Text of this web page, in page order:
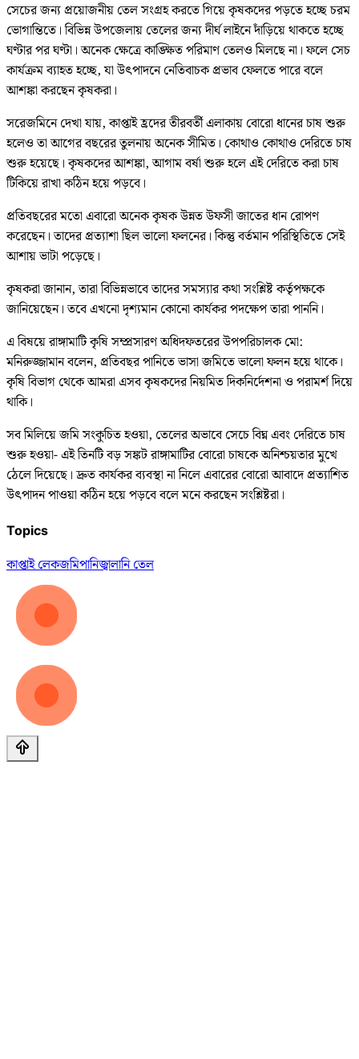
সেচের জন্য প্রয়োজনীয় তেল সংগ্রহ করতে গিয়ে কৃষকদের পড়তে হচ্ছে চরম
ভোগান্তিতে। বিভিন্ন উপজেলায় তেলের জন্য দীর্ঘ লাইনে দাঁড়িয়ে থাকতে হচ্ছে
ঘণ্টার পর ঘণ্টা। অনেক ক্ষেত্রে কাঙ্ক্ষিত পরিমাণ তেলও মিলছে না। ফলে সেচ
কার্যক্রম ব্যাহত হচ্ছে, যা উৎপাদনে নেতিবাচক প্রভাব ফেলতে পারে বলে
আশঙ্কা করছেন কৃষকরা।
সরেজমিনে দেখা যায়, কাপ্তাই হ্রদের তীরবর্তী এলাকায় বোরো ধানের চাষ শুরু
হলেও তা আগের বছরের তুলনায় অনেক সীমিত। কোথাও কোথাও দেরিতে চাষ
শুরু হয়েছে। কৃষকদের আশঙ্কা, আগাম বর্ষা শুরু হলে এই দেরিতে করা চাষ
টিকিয়ে রাখা কঠিন হয়ে পড়বে।
প্রতিবছরের মতো এবারো অনেক কৃষক উন্নত উফসী জাতের ধান রোপণ
করেছেন। তাদের প্রত্যাশা ছিল ভালো ফলনের। কিন্তু বর্তমান পরিস্থিতিতে সেই
আশায় ভাটা পড়েছে।
কৃষকরা জানান, তারা বিভিন্নভাবে তাদের সমস্যার কথা সংশ্লিষ্ট কর্তৃপক্ষকে
জানিয়েছেন। তবে এখনো দৃশ্যমান কোনো কার্যকর পদক্ষেপ তারা পাননি।
এ বিষয়ে রাঙ্গামাটি কৃষি সম্প্রসারণ অধিদফতরের উপপরিচালক মো:
মনিরুজ্জামান বলেন, প্রতিবছর পানিতে ভাসা জমিতে ভালো ফলন হয়ে থাকে।
কৃষি বিভাগ থেকে আমরা এসব কৃষকদের নিয়মিত দিকনির্দেশনা ও পরামর্শ দিয়ে
থাকি।
সব মিলিয়ে জমি সংকুচিত হওয়া, তেলের অভাবে সেচে বিঘ্ন এবং দেরিতে চাষ
শুরু হওয়া- এই তিনটি বড় সঙ্কট রাঙ্গামাটির বোরো চাষকে অনিশ্চয়তার মুখে
ঠেলে দিয়েছে। দ্রুত কার্যকর ব্যবস্থা না নিলে এবারের বোরো আবাদে প্রত্যাশিত
উৎপাদন পাওয়া কঠিন হয়ে পড়বে বলে মনে করছেন সংশ্লিষ্টরা।
Topics
কাপ্তাই লেকজমিপানিজ্বালানি তেল